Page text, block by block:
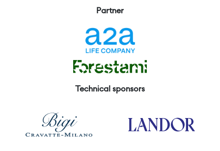
Partner
Technical sponsors